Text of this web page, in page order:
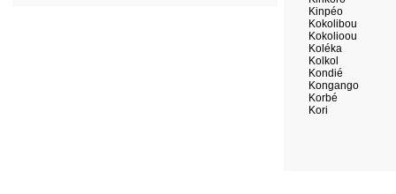
Kinpéo
Kokolibou
Kokolioou
Koléka
Kolkol
Kondié
Kongango
Korbé
Kori